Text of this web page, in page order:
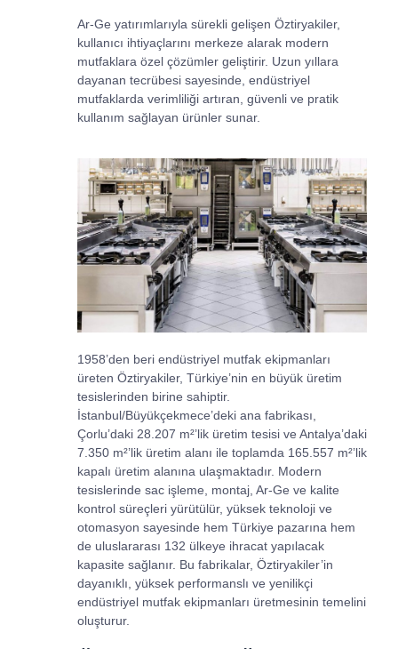
Ar-Ge yatırımlarıyla sürekli gelişen Öztiryakiler,
kullanıcı ihtiyaçlarını merkeze alarak modern
mutfaklara özel çözümler geliştirir. Uzun yıllara
dayanan tecrübesi sayesinde, endüstriyel
mutfaklarda verimliliği artıran, güvenli ve pratik
kullanım sağlayan ürünler sunar.
1958’den beri endüstriyel mutfak ekipmanları
üreten Öztiryakiler, Türkiye’nin en büyük üretim
tesislerinden birine sahiptir.
İstanbul/Büyükçekmece’deki ana fabrikası,
Çorlu’daki 28.207 m²’lik üretim tesisi ve Antalya’daki
7.350 m²’lik üretim alanı ile toplamda 165.557 m²’lik
kapalı üretim alanına ulaşmaktadır. Modern
tesislerinde sac işleme, montaj, Ar-Ge ve kalite
kontrol süreçleri yürütülür, yüksek teknoloji ve
otomasyon sayesinde hem Türkiye pazarına hem
de uluslararası 132 ülkeye ihracat yapılacak
kapasite sağlanır. Bu fabrikalar, Öztiryakiler’in
dayanıklı, yüksek performanslı ve yenilikçi
endüstriyel mutfak ekipmanları üretmesinin temelini
oluşturur.